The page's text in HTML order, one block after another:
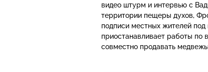
видео штурм и интервью с
территории пещеры духов,
подписи местных жителей
приостанавливает работы по
совместно продавать